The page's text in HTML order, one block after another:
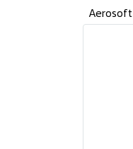
Aerosoft